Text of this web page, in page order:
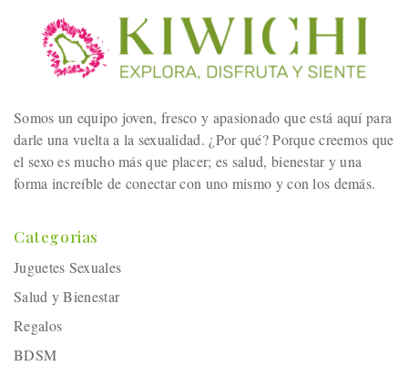
Somos un equipo joven, fresco y apasionado que está aquí para
darle una vuelta a la sexualidad. ¿Por qué? Porque creemos que
el sexo es mucho más que placer; es salud, bienestar y una
forma increíble de conectar con uno mismo y con los demás.
Categorias
Juguetes Sexuales
Salud y Bienestar
Regalos
BDSM